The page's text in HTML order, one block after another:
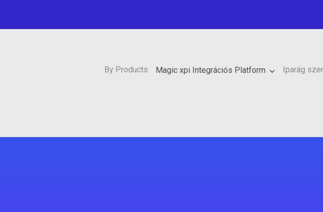
By Products Magic xpi Integrációs Platform Iparág